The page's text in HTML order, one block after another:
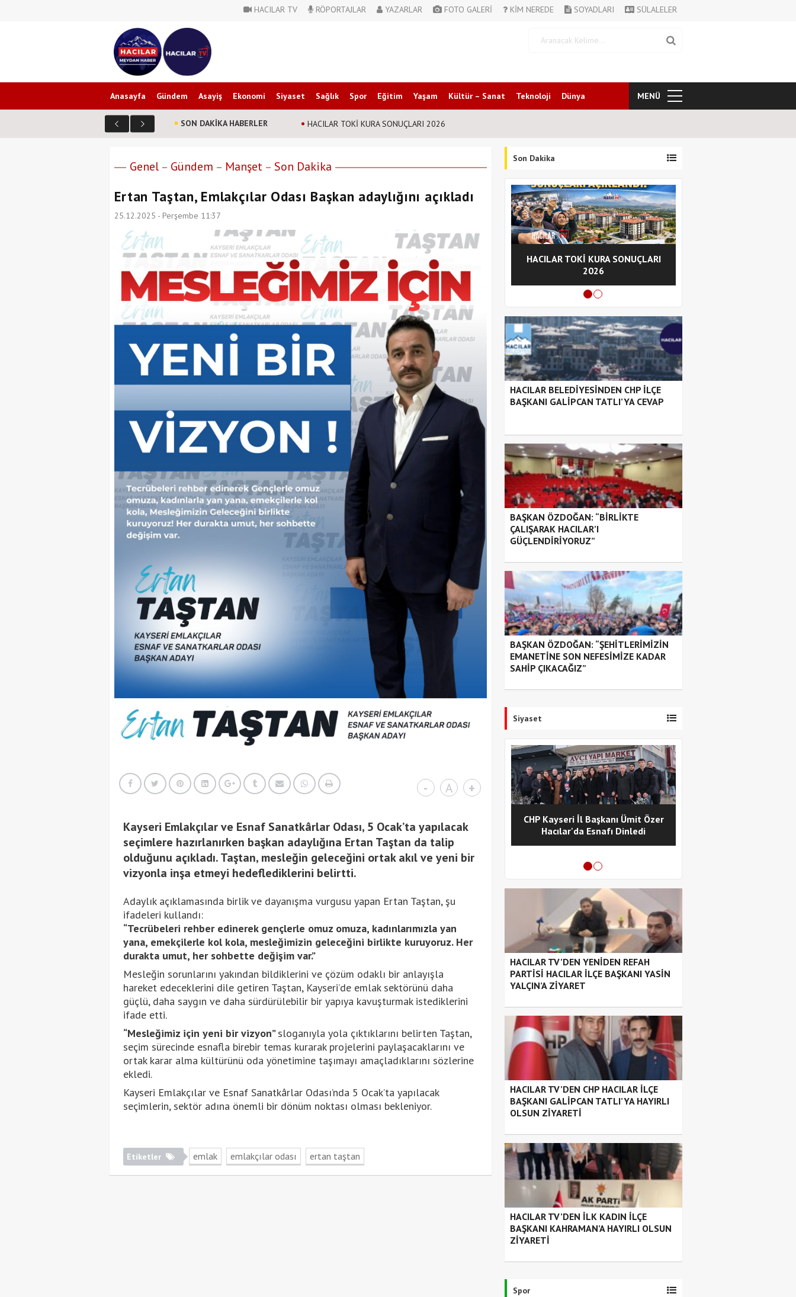
HACILAR TV RÖPORTAJLAR YAZARLAR FOTO GALERİ KİM NEREDE SOYADLARI SÜLALELER
Anasayfa Gündem Asayiş Ekonomi Siyaset Sağlık Spor Eğitim Yaşam Kültür – Sanat Teknoloji Dünya MENÜ
SON DAKİKA HABERLER
HACILAR TOKİ KURA SONUÇLARI 2026 Nursaçan Ailesinin Acı Günü
Genel Gündem Manşet Son Dakika
Ertan Taştan, Emlakçılar Odası Başkan adaylığını açıkladı
25.12.2025 - Perşembe 11:37
- A +
Kayseri Emlakçılar ve Esnaf Sanatkârlar Odası, 5 Ocak’ta yapılacak
seçimlere hazırlanırken başkan adaylığına Ertan Taştan da talip
olduğunu açıkladı. Taştan, mesleğin geleceğini ortak akıl ve yeni bir
vizyonla inşa etmeyi hedeflediklerini belirtti.
Adaylık açıklamasında birlik ve dayanışma vurgusu yapan Ertan Taştan, şu
ifadeleri kullandı:
“Tecrübeleri rehber edinerek gençlerle omuz omuza, kadınlarımızla yan
yana, emekçilerle kol kola, mesleğimizin geleceğini birlikte kuruyoruz. Her
durakta umut, her sohbette değişim var.”
Mesleğin sorunlarını yakından bildiklerini ve çözüm odaklı bir anlayışla
hareket edeceklerini dile getiren Taştan, Kayseri’de emlak sektörünü daha
güçlü, daha saygın ve daha sürdürülebilir bir yapıya kavuşturmak istediklerini
ifade etti.
“Mesleğimiz için yeni bir vizyon”sloganıyla yola çıktıklarını belirten Taştan,
seçim sürecinde esnafla birebir temas kurarak projelerini paylaşacaklarını ve
ortak karar alma kültürünü oda yönetimine taşımayı amaçladıklarını sözlerine
ekledi.
Kayseri Emlakçılar ve Esnaf Sanatkârlar Odası’nda 5 Ocak’ta yapılacak
seçimlerin, sektör adına önemli bir dönüm noktası olması bekleniyor.
Etiketler emlak emlakçılar odası ertan taştan
Son Dakika
HACILAR TOKİ KURA SONUÇLARI
2026
HACILAR BELEDİYESİNDEN CHP İLÇE
BAŞKANI GALİPCAN TATLI’YA CEVAP
BAŞKAN ÖZDOĞAN: “BİRLİKTE
ÇALIŞARAK HACILAR’I
GÜÇLENDİRİYORUZ”
BAŞKAN ÖZDOĞAN: “ŞEHİTLERİMİZİN
EMANETİNE SON NEFESİMİZE KADAR
SAHİP ÇIKACAĞIZ”
Siyaset
CHP Kayseri İl Başkanı Ümit Özer
Hacılar'da Esnafı Dinledi
1 2
HACILAR TV’DEN YENİDEN REFAH
PARTİSİ HACILAR İLÇE BAŞKANI YASİN
YALÇIN’A ZİYARET
HACILAR TV’DEN CHP HACILAR İLÇE
BAŞKANI GALİPCAN TATLI’YA HAYIRLI
OLSUN ZİYARETİ
HACILAR TV’DEN İLK KADIN İLÇE
BAŞKANI KAHRAMAN’A HAYIRLI OLSUN
ZİYARETİ
Spor